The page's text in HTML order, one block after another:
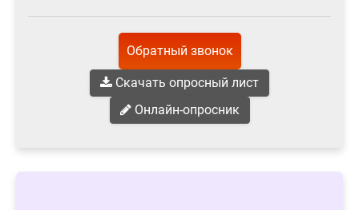
Обратный звонок
Скачать опросный лист
Онлайн-опросник